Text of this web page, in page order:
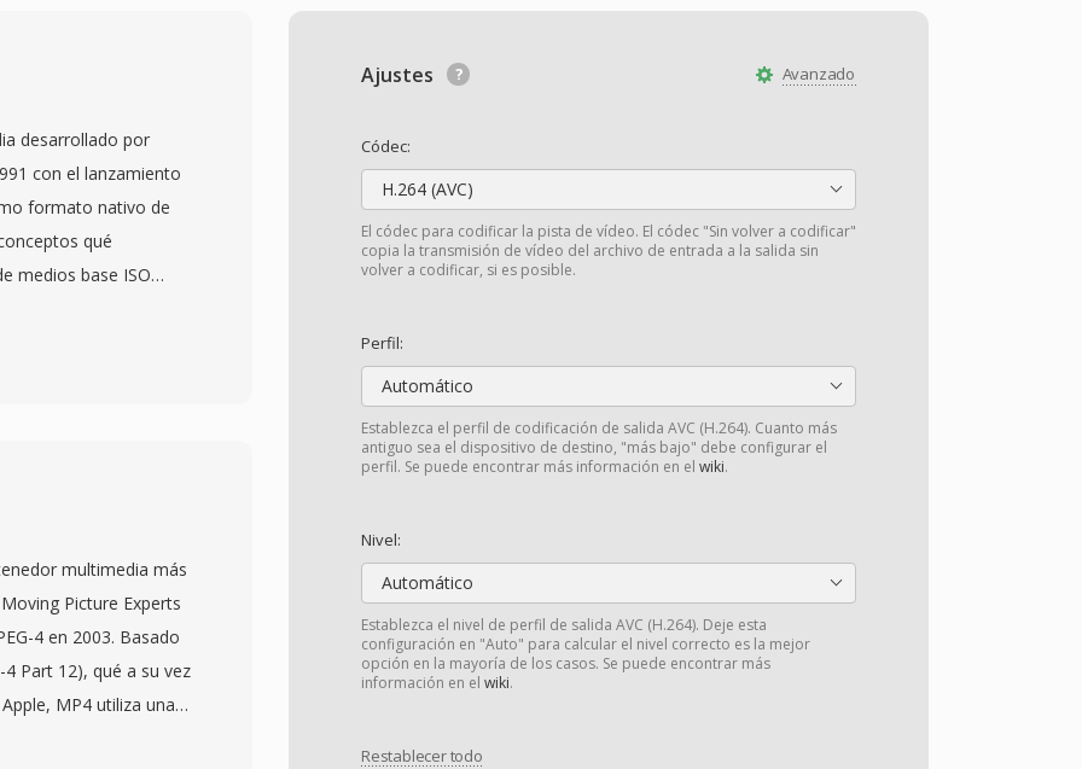
Avanzado
Ajustes
Códec:
H.264 (AVC)
El códec para codificar la pista de vídeo. El códec "Sin volver a codificar"
copia la transmisión de vídeo del archivo de entrada a la salida sin
volver a codificar, si es posible.
Perfil:
Automático
Establezca el perfil de codificación de salida AVC (H.264). Cuanto más
antiguo sea el dispositivo de destino, "más bajo" debe configurar el
perfil. Se puede encontrar más información en el wiki.
Nivel:
Automático
Establezca el nivel de perfil de salida AVC (H.264). Deje esta
configuración en "Auto" para calcular el nivel correcto es la mejor
opción en la mayoría de los casos. Se puede encontrar más
información en el wiki.
Restablecer todo
desarrollado por
con el lanzamiento
formato nativo de
qué
medios base ISO
MP4. El contenedor
flexibilidad de
ha convertido a
El códec
contenedores MOV,
y acabado
comprimido de
de alta tasa
multimedia más
Picture Experts
4 en 2003. Basado
Part 12), qué a su vez
MP4 utiliza una
encapsular